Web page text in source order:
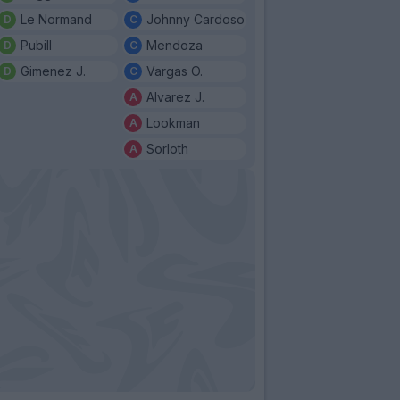
Le Normand
Pubill
Gimenez J.
Johnny Cardoso
Mendoza
Vargas O.
Alvarez J.
Lookman
Sorloth